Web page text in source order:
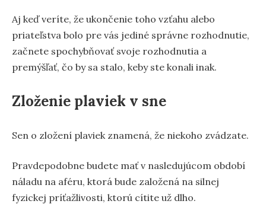
Aj keď veríte, že ukončenie toho vzťahu alebo
priateľstva bolo pre vás jediné správne rozhodnutie,
začnete spochybňovať svoje rozhodnutia a
premýšľať, čo by sa stalo, keby ste konali inak.
Zloženie plaviek v sne
Sen o zložení plaviek znamená, že niekoho zvádzate.
Pravdepodobne budete mať v nasledujúcom období
náladu na aféru, ktorá bude založená na silnej
fyzickej príťažlivosti, ktorú cítite už dlho.